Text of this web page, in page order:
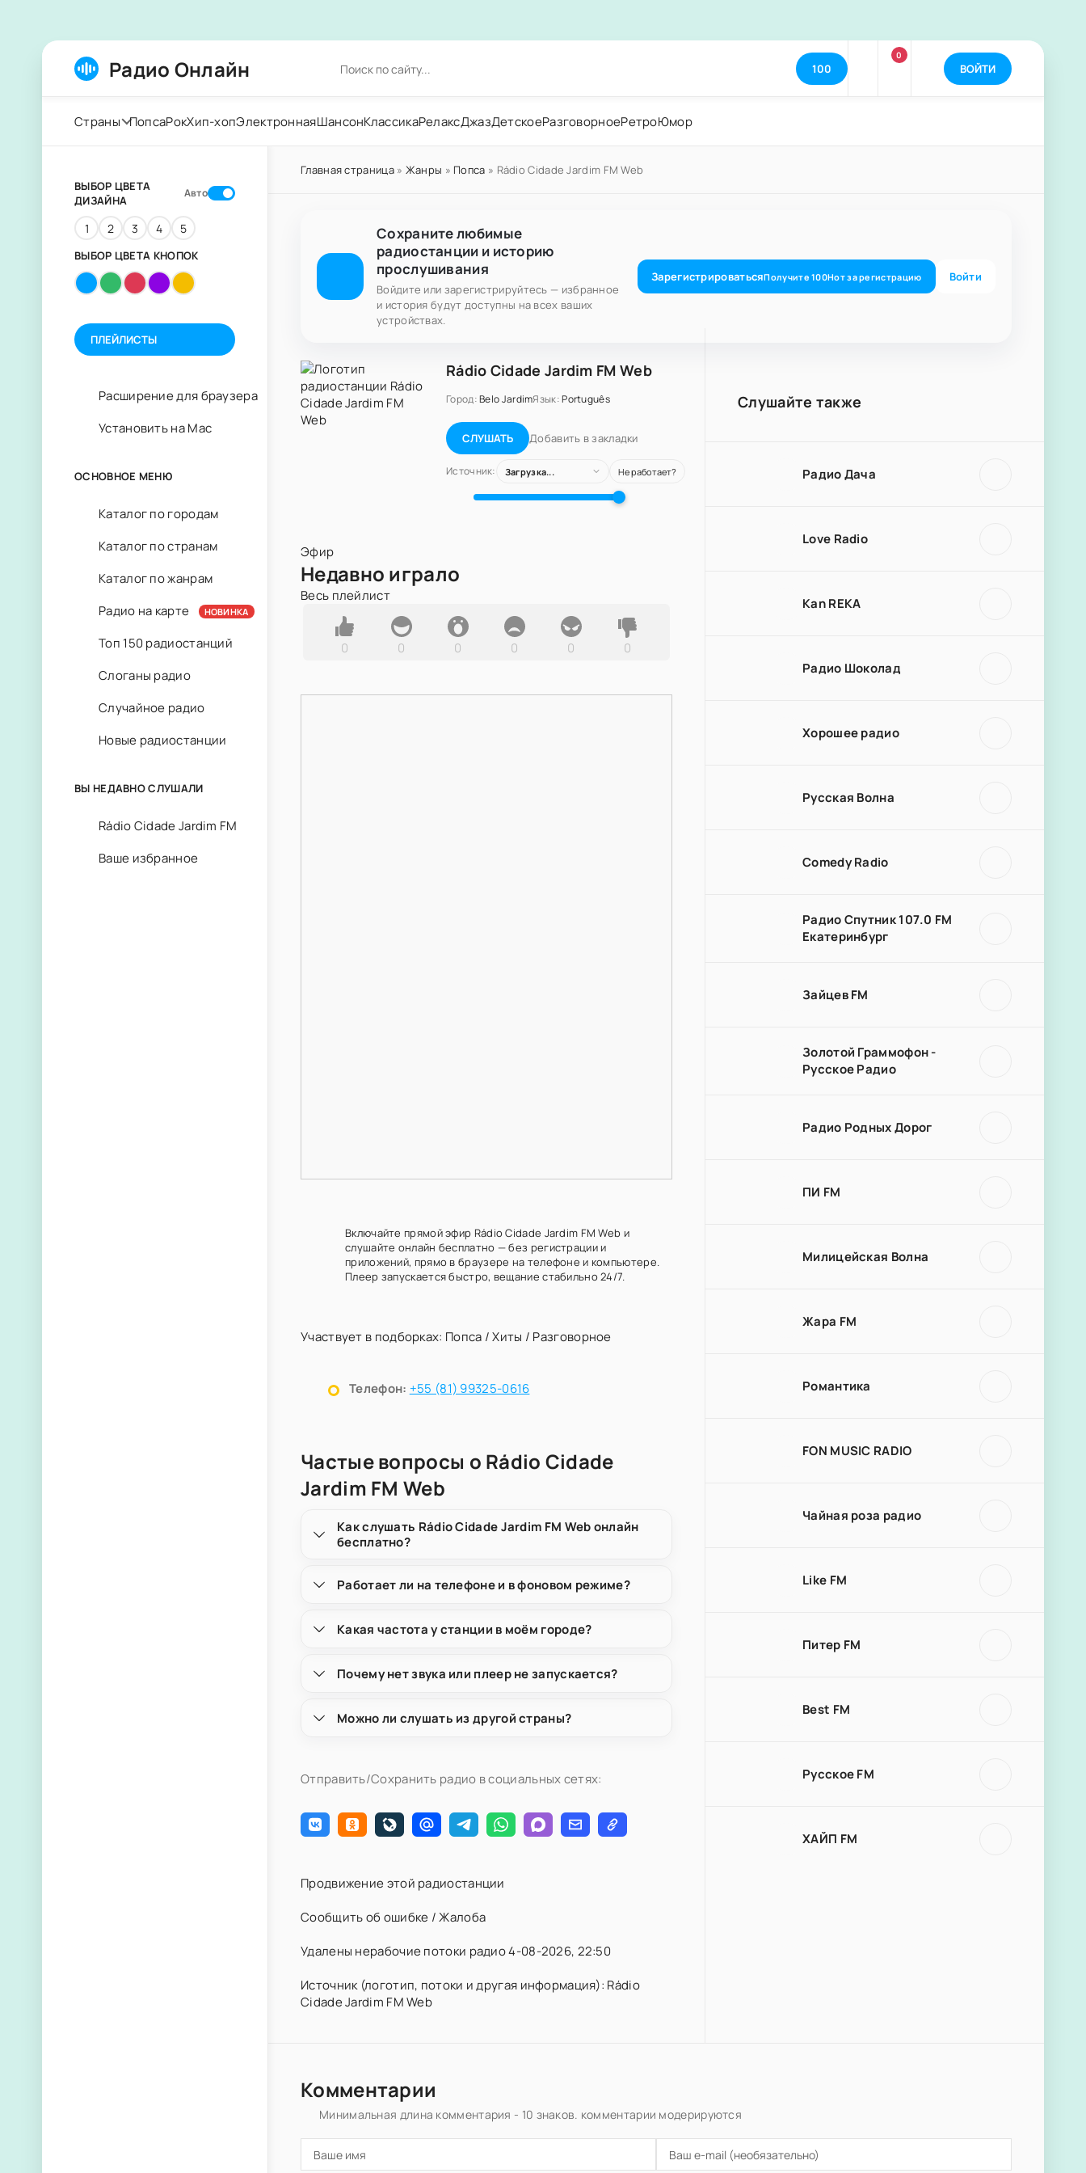
Радио Онлайн 100
0
ВОЙТИ
Страны ПопсаРокХип-хопЭлектроннаяШансонКлассикаРелаксДжазДетскоеРазговорноеРетроЮмор
Главная страница» Жанры » Попса » Rádio Cidade Jardim FM Web
Сохраните любимые
радиостанции и историю
прослушивания
Войдите или зарегистрируйтесь — избранное
и история будут доступны на всех ваших
устройствах.
ЗарегистрироватьсяПолучите100Нотза регистрацию Войти
Rádio Cidade Jardim FM Web
Город:Belo JardimЯзык:Português
СЛУШАТЬ Добавить в закладки
Источник: Загрузка... Не работает?
Эфир
Недавно играло
Весь плейлист
0 0 0 0 0 0
Включайте прямой эфир Rádio Cidade Jardim FM Web и
слушайте онлайн бесплатно — без регистрации и
приложений, прямо в браузере на телефоне и компьютере.
Плеер запускается быстро, вещание стабильно 24/7.
Участвует в подборках: Попса /Хиты / Разговорное
Телефон: +55 (81) 99325-0616
Частые вопросы о Rádio Cidade
Jardim FM Web
Как слушать Rádio Cidade Jardim FM Web онлайн
бесплатно?
Работает ли на телефоне и в фоновом режиме?
Какая частота у станции в моём городе?
Почему нет звука или плеер не запускается?
Можно ли слушать из другой страны?
Отправить/Сохранить радио в социальных сетях:
Продвижение этой радиостанции
Сообщить об ошибке / Жалоба
Удалены нерабочие потоки радио 4-08-2026, 22:50
Источник (логотип, потоки и другая информация): Rádio
Cidade Jardim FM Web
Слушайте также
Радио Дача
Love Radio
Kan REKA
Радио Шоколад
Хорошее радио
Русская Волна
Comedy Radio
Радио Спутник 107.0 FM
Екатеринбург
Зайцев FM
Золотой Граммофон -
Русское Радио
Радио Родных Дорог
ПИ FM
Милицейская Волна
Жара FM
Романтика
FON MUSIC RADIO
Чайная роза радио
Like FM
Питер FM
Best FM
Русское FM
ХАЙП FM
Комментарии
Минимальная длина комментария - 10 знаков. комментарии модерируются
ВЫБОР ЦВЕТА
ДИЗАЙНА
Авто
1 2 3 4 5
ВЫБОР ЦВЕТА КНОПОК
ПЛЕЙЛИСТЫ
Расширение для браузера
Установить на Mac
ОСНОВНОЕ МЕНЮ
Каталог по городам
Каталог по странам
Каталог по жанрам
Радио на карте
НОВИНКА
Топ 150 радиостанций
Слоганы радио
Случайное радио
Новые радиостанции
ВЫ НЕДАВНО СЛУШАЛИ
Rádio Cidade Jardim FM
Ваше избранное